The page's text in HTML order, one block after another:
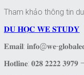
Tham khảo thông tin
𝐃𝐔 𝐇𝐎̣𝐂 𝐖𝐄 𝐒𝐓𝐔𝐃𝐘
𝐄𝐦𝐚𝐢𝐥: 𝐢𝐧𝐟𝐨@𝐰𝐞-
𝐇𝐨𝐭𝐥𝐢𝐧𝐞: 𝟎𝟐𝟖 𝟐𝟐𝟐𝟐